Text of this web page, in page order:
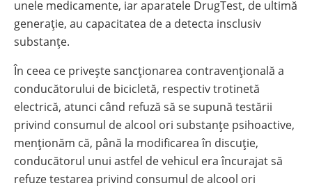
unele medicamente, iar aparatele DrugTest, de ultimă
generație, au capacitatea de a detecta insclusiv
substanțe.
În ceea ce privește sancționarea contravențională a
conducătorului de bicicletă, respectiv trotinetă
electrică, atunci când refuză să se supună testării
privind consumul de alcool ori substanţe psihoactive,
menționăm că, până la modificarea în discuție,
conducătorul unui astfel de vehicul era încurajat să
refuze testarea privind consumul de alcool ori